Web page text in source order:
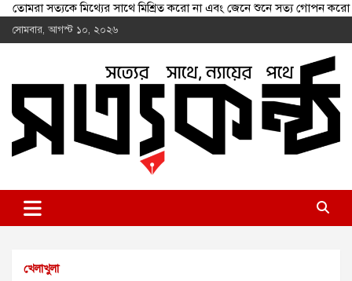
তোমরা সত্যকে মিথ্যের সাথে মিশ্রিত করো না এবং জেনে শুনে সত্য গোপন
Skip
to
সোমবার, আগস্ট ১০, ২০২৬
shottokontho.com
খেলাখুলা